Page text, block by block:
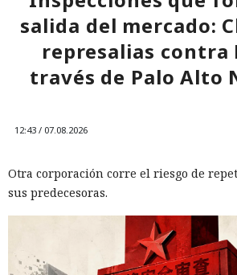
salida del mercado:
represalias contra
través de Palo Alto
12:43 / 07.08.2026
Otra corporación corre el riesgo de
sus predecesoras.